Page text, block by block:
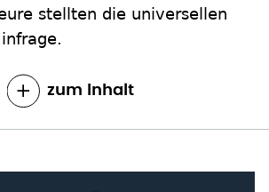
stellten die universellen
zum Inhalt